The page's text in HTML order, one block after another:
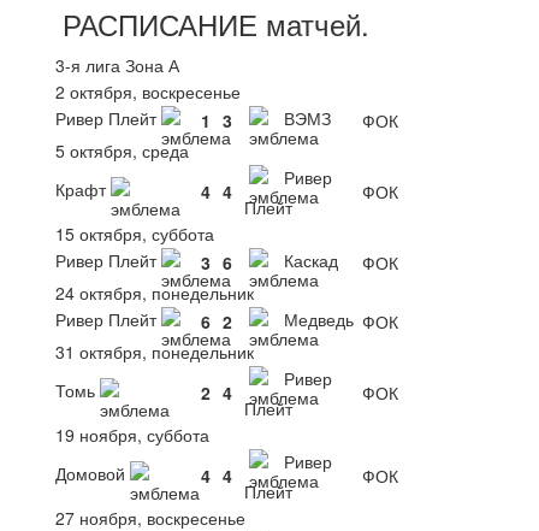
РАСПИСАНИЕ матчей.
3-я лига Зона А
2 октября, воскресенье
Ривер Плейт
1 3 ВЭМЗ
ФОК
5 октября, среда
Крафт
4 4
Ривер
Плейт
ФОК
15 октября, суббота
Ривер Плейт
3 6 Каскад
ФОК
24 октября, понедельник
Ривер Плейт
6 2 Медведь ФОК
31 октября, понедельник
Томь
2 4
Ривер
Плейт
ФОК
19 ноября, суббота
Домовой
4 4
Ривер
Плейт
ФОК
27 ноября, воскресенье